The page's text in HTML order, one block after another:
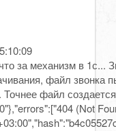
за механизм в 1с...
файл звонка
Точнее файл
(Not